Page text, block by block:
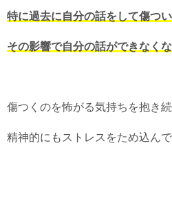
特に過去に自分の話をして傷つい
その影響で自分の話ができなく
傷つくのを怖がる気持ちを抱き続
精神的にもストレスをため込んで